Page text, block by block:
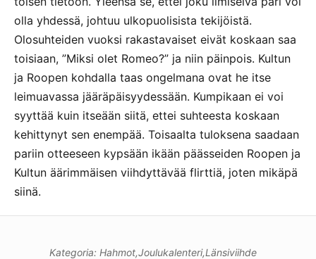
olla yhdessä, johtuu ulkopuolisista tekijöistä.
Olosuhteiden vuoksi rakastavaiset eivät koskaan saa
toisiaan, ”Miksi olet Romeo?” ja niin päinpois. Kultun
ja Roopen kohdalla taas ongelmana ovat he itse
leimuavassa jääräpäisyydessään. Kumpikaan ei voi
syyttää kuin itseään siitä, ettei suhteesta koskaan
kehittynyt sen enempää. Toisaalta tuloksena saadaan
pariin otteeseen kypsään ikään päässeiden Roopen ja
Kultun äärimmäisen viihdyttävää flirttiä, joten mikäpä
siinä.
Kategoria: Hahmot,Joulukalenteri,Länsiviihde